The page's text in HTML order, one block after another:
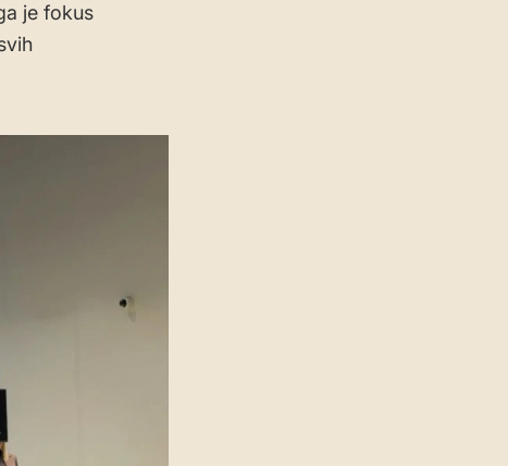
je fokus